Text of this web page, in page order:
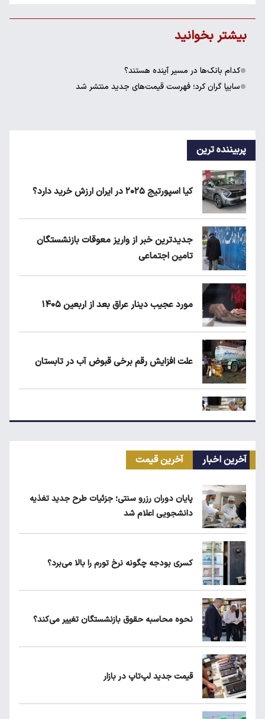
بیشتر بخوانید
کدام بانک‌ها در مسیر آینده هستند؟
سایپا گران کرد؛ فهرست قیمت‌های جدید منتشر شد
پربیننده ترین
کیا اسپورتیج ۲۰۲۵ در ایران ارزش خرید دارد؟
جدیدترین خبر از واریز معوقات بازنشستگان
تامین اجتماعی
مورد عجیب دینار عراق بعد از اربعین ۱۴۰۵
علت افزایش رقم برخی قبوض آب در تابستان
مرغ گران می‌شود
یارانه نقدی و کالابرگ این افراد حذف شد
لبنیات دوباره گران می‌شود؟
آخرین اخبار آخرین قیمت
پایان دوران رزرو سنتی؛ جزئیات طرح جدید تغذیه
دانشجویی اعلام شد
کسری بودجه چگونه نرخ تورم را بالا می‌برد؟
نحوه محاسبه حقوق بازنشستگان تغییر می‌کند؟
قیمت جدید لپ‌تاپ در بازار